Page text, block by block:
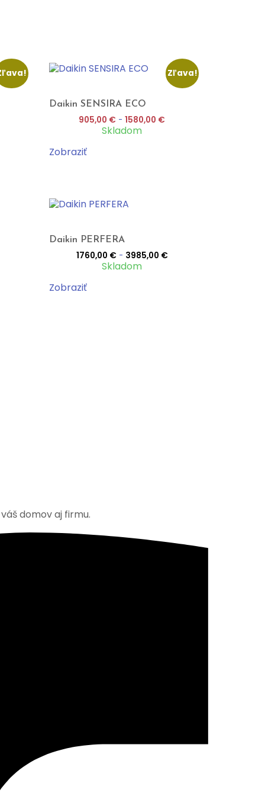
Zľava!
Daikin SENSIRA ECO
905,00 € -1580,00 €
Skladom
Zobraziť
Daikin PERFERA
1760,00 €- 3985,00 €
Skladom
Zobraziť
domov aj firmu.